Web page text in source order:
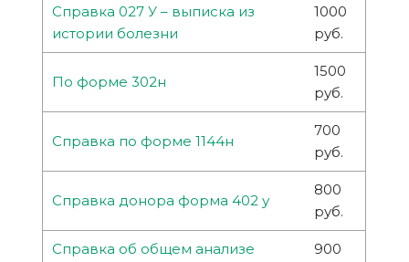
Справка 027 У – выписка из
истории болезни
1000
руб.
По форме 302н
1500
руб.
Справка по форме 1144н
700
руб.
Справка донора форма 402 у
800
руб.
Справка об общем анализе 900